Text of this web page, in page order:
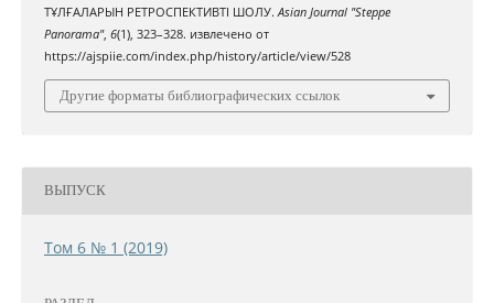
ТҰЛҒАЛАРЫН РЕТРОСПЕКТИВТІ ШОЛУ.Asian Journal "Steppe
Panorama", 6(1), 323–328. извлечено от
https://ajspiie.com/index.php/history/article/view/528
Другие форматы библиографических ссылок
ВЫПУСК
Том 6 № 1 (2019)